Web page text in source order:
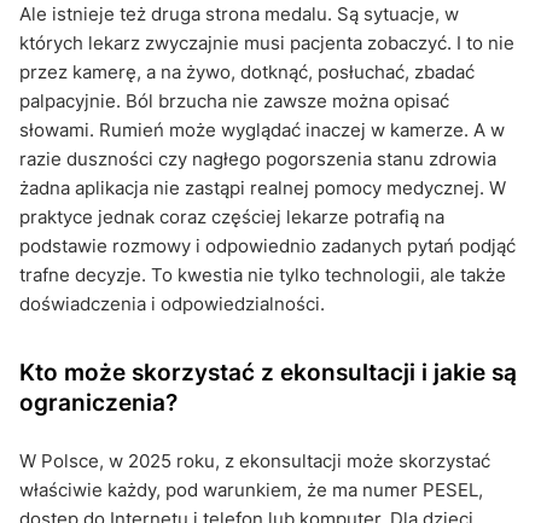
Ale istnieje też druga strona medalu. Są sytuacje, w
których lekarz zwyczajnie musi pacjenta zobaczyć. I to nie
przez kamerę, a na żywo, dotknąć, posłuchać, zbadać
palpacyjnie. Ból brzucha nie zawsze można opisać
słowami. Rumień może wyglądać inaczej w kamerze. A w
razie duszności czy nagłego pogorszenia stanu zdrowia
żadna aplikacja nie zastąpi realnej pomocy medycznej. W
praktyce jednak coraz częściej lekarze potrafią na
podstawie rozmowy i odpowiednio zadanych pytań podjąć
trafne decyzje. To kwestia nie tylko technologii, ale także
doświadczenia i odpowiedzialności.
Kto może skorzystać z ekonsultacji i jakie są
ograniczenia?
W Polsce, w 2025 roku, z ekonsultacji może skorzystać
właściwie każdy, pod warunkiem, że ma numer PESEL,
dostęp do Internetu i telefon lub komputer. Dla dzieci